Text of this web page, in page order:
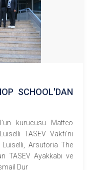
SCHOOL'DAN
kurucusu Matteo
TASEV Vakfı’nı
Arsutoria The
TASEV Ayakkabı ve
Dur